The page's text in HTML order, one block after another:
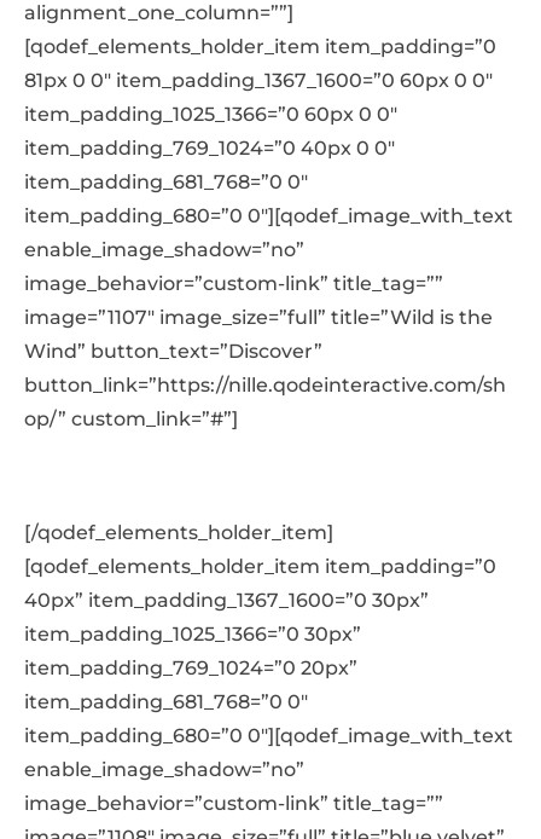
alignment_one_column=””]
[qodef_elements_holder_item item_padding=”0
81px 0 0″ item_padding_1367_1600=”0 60px 0 0″
item_padding_1025_1366=”0 60px 0 0″
item_padding_769_1024=”0 40px 0 0″
item_padding_681_768=”0 0″
item_padding_680=”0 0″][qodef_image_with_text
enable_image_shadow=”no”
image_behavior=”custom-link” title_tag=””
image=”1107″ image_size=”full” title=”Wild is the
Wind” button_text=”Discover”
button_link=”https://nille.qodeinteractive.com/sh
op/” custom_link=”#”]
[/qodef_elements_holder_item]
[qodef_elements_holder_item item_padding=”0
40px” item_padding_1367_1600=”0 30px”
item_padding_1025_1366=”0 30px”
item_padding_769_1024=”0 20px”
item_padding_681_768=”0 0″
item_padding_680=”0 0″][qodef_image_with_text
enable_image_shadow=”no”
image_behavior=”custom-link” title_tag=””